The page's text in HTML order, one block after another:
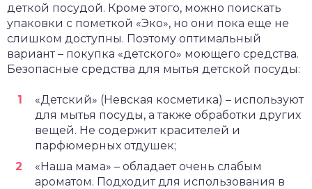
деткой посудой. Кроме этого, можно поискать
упаковки с пометкой «Эко», но они пока еще не
слишком доступны. Поэтому оптимальный
вариант – покупка «детского» моющего средства.
Безопасные средства для мытья детской посуды:
«Детский» (Невская косметика) – используют
для мытья посуды, а также обработки других
вещей. Не содержит красителей и
парфюмерных отдушек;
«Наша мама» – обладает очень слабым
ароматом. Подходит для использования в